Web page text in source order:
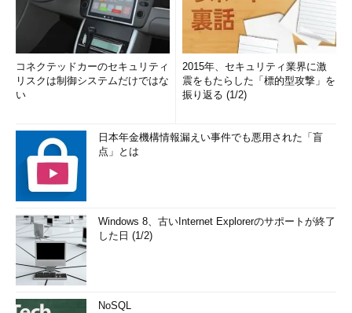
コネクテッドカーのセキュリティ
リスクは制御システムだけではな
い
2015年、セキュリティ業界に激
震をもたらした「標的型攻撃」を
振り返る (1/2)
日本年金機構情報漏えい事件でも悪用された「盲
点」とは
Windows 8、古いInternet Explorerのサポートが終了
した日 (1/2)
NoSQL